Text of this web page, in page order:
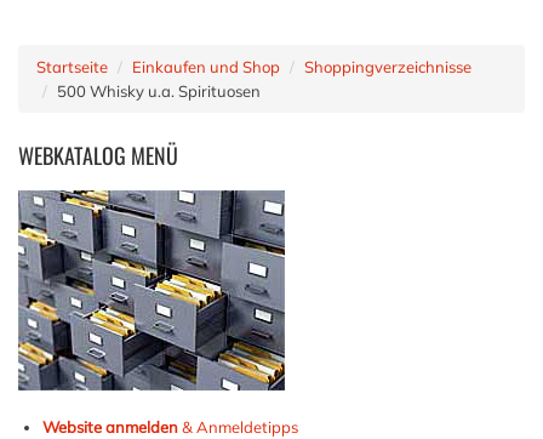
Startseite Einkaufen und Shop
Shoppingverzeichnisse
500 Whisky u.a. Spirituosen
WEBKATALOG MENÜ
Website anmelden& Anmeldetipps